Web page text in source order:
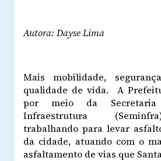
Autora: Dayse Lima
Mais mobilidade,
qualidade de vida. A
por meio da
Infraestrutura
trabalhando para levar
da cidade, atuando com o
asfaltamento de vias que